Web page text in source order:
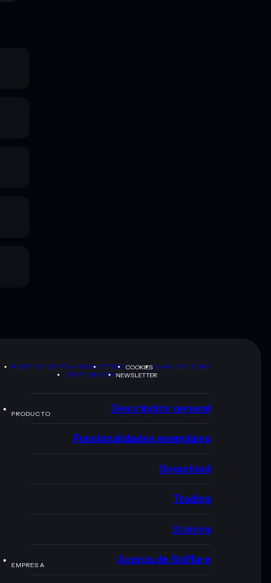
POLÍTICA DE PRIVACIDADTERMSCOOKIESMAPA DEL SITIO
KIT DE MARCANEWSLETTER
PRODUCTO Descripción general
Funcionalidades esenciales
Seguridad
Trading
Staking
EMPRESA Acerca de Solflare